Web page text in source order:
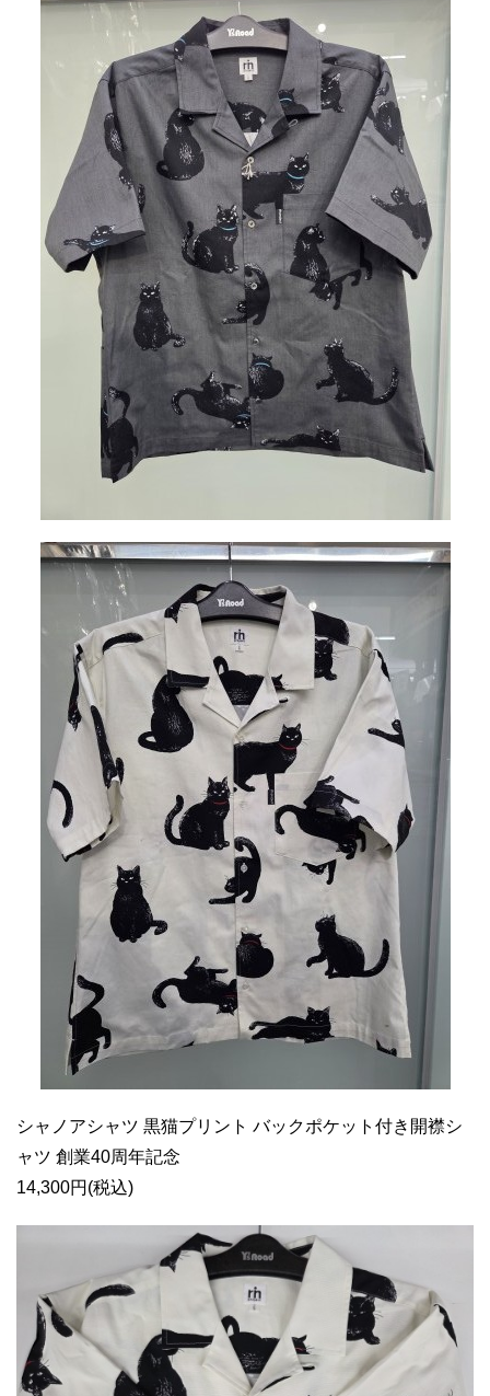
シャノアシャツ 黒猫プリント バックポケット付き開襟シ
ャツ 創業40周年記念
14,300円(税込)